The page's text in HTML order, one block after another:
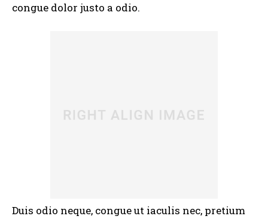
congue dolor justo a odio.
Duis odio neque, congue ut iaculis nec, pretium